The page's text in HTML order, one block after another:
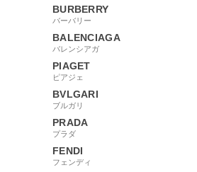
BURBERRY
バーバリー
BALENCIAGA
バレンシアガ
PIAGET
ピアジェ
BVLGARI
ブルガリ
PRADA
プラダ
FENDI
フェンディ